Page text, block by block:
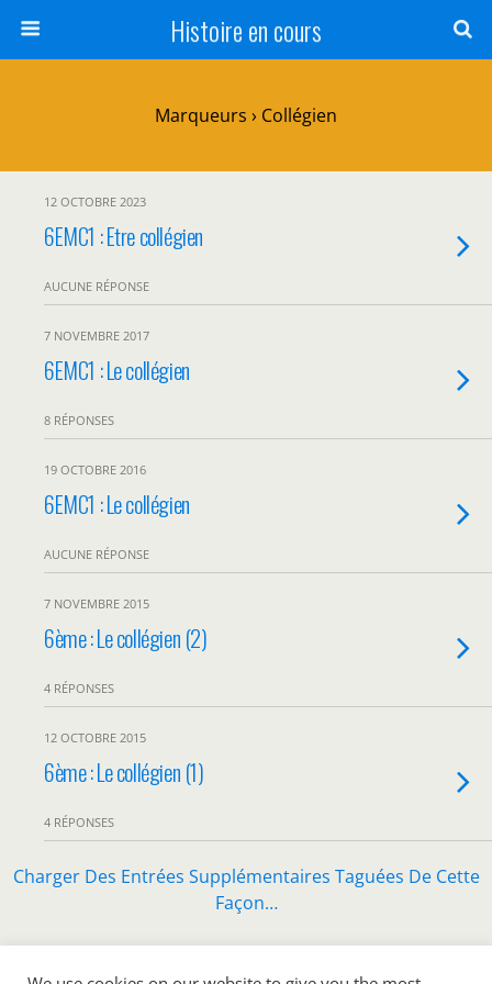
Histoire en cours
Marqueurs › Collégien
12 OCTOBRE 2023
6EMC1 : Etre collégien
AUCUNE RÉPONSE
7 NOVEMBRE 2017
6EMC1 : Le collégien
8 RÉPONSES
19 OCTOBRE 2016
6EMC1 : Le collégien
AUCUNE RÉPONSE
7 NOVEMBRE 2015
6ème : Le collégien (2)
4 RÉPONSES
12 OCTOBRE 2015
6ème : Le collégien (1)
4 RÉPONSES
Charger Des Entrées Supplémentaires Taguées De Cette
Façon…